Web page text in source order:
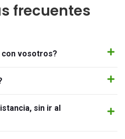
frecuentes
con vosotros?
sin ir al